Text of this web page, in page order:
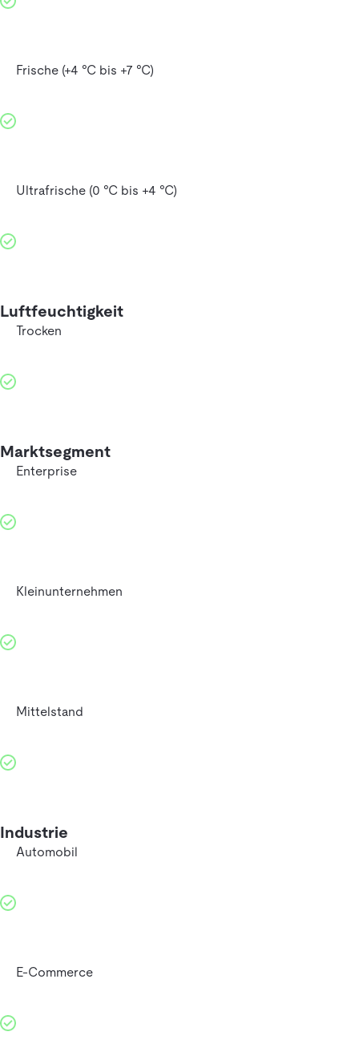
Frische (+4 °C bis +7 °C)
Ultrafrische (0 °C bis +4 °C)
Luftfeuchtigkeit
Trocken
Marktsegment
Enterprise
Kleinunternehmen
Mittelstand
Industrie
Automobil
E-Commerce